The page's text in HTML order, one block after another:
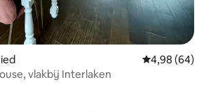
Gemiddelde
4,98 (64)
vlakbij Interlaken